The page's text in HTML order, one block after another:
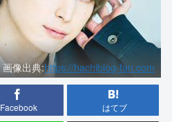
画像出典:https://hachiblog-fan.com
Facebook はてブ